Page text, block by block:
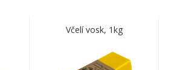
Včelí vosk, 1kg